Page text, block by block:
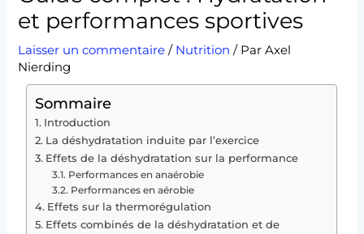
et performances sportives
Laisser un commentaire / Nutrition / ParAxel
Nierding
Sommaire
Introduction
La déshydratation induite par l’exercice
Effets de la déshydratation sur la performance
Performances en anaérobie
Performances en aérobie
Effets sur la thermorégulation
Effets combinés de la déshydratation et de